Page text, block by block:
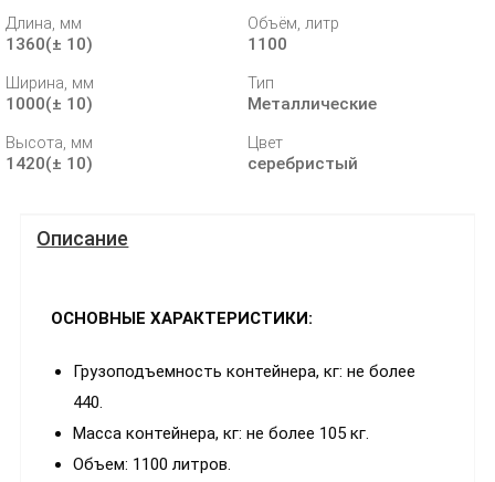
Длина, мм
1360(± 10)
Ширина, мм
1000(± 10)
Высота, мм
1420(± 10)
Объём, литр
1100
Тип
Металлические
Цвет
серебристый
Описание
ОСНОВНЫЕ ХАРАКТЕРИСТИКИ:
Грузоподъемность контейнера, кг: не более
440.
Масса контейнера, кг: не более 105 кг.
Объем: 1100 литров.